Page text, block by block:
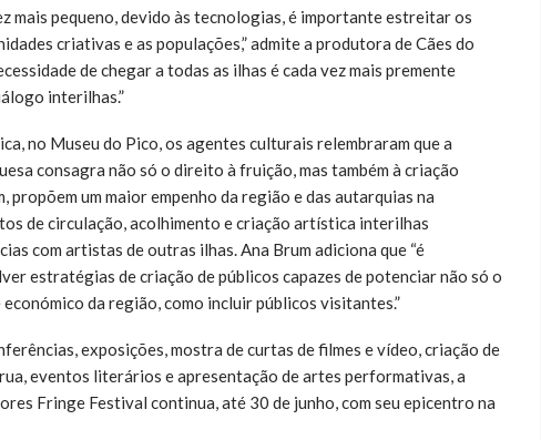
mais pequeno, devido às tecnologias, é importante estreitar os
criativas e as populações,” admite a produtora de Cães do
de chegar a todas as ilhas é cada vez mais premente
interilhas.”
no Museu do Pico, os agentes culturais relembraram que a
consagra não só o direito à fruição, mas também à criação
propõem um maior empenho da região e das autarquias na
de circulação, acolhimento e criação artística interilhas
com artistas de outras ilhas. Ana Brum adiciona que “é
estratégias de criação de públicos capazes de potenciar não só o
da região, como incluir públicos visitantes.”
exposições, mostra de curtas de filmes e vídeo, criação de
eventos literários e apresentação de artes performativas, a
Fringe Festival continua, até 30 de junho, com seu epicentro na